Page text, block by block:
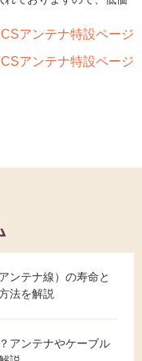
アンテナ特設ページ
アンテナ特設ページ
ンテナ線）の寿命と
法を解説
アンテナやケーブル